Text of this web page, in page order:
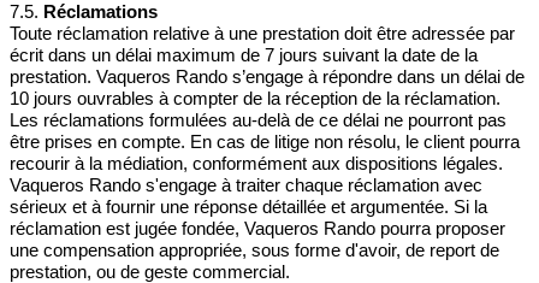
7.5. Réclamations
Toute réclamation relative à une prestation doit être adressée par
écrit dans un délai maximum de 7 jours suivant la date de la
prestation. Vaqueros Rando s’engage à répondre dans un délai de
10 jours ouvrables à compter de la réception de la réclamation.
Les réclamations formulées au-delà de ce délai ne pourront pas
être prises en compte. En cas de litige non résolu, le client pourra
recourir à la médiation, conformément aux dispositions légales.
Vaqueros Rando s'engage à traiter chaque réclamation avec
sérieux et à fournir une réponse détaillée et argumentée. Si la
réclamation est jugée fondée, Vaqueros Rando pourra proposer
une compensation appropriée, sous forme d'avoir, de report de
prestation, ou de geste commercial.